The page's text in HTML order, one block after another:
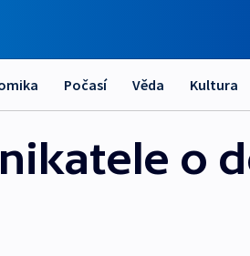
Počasí Věda Kultura
o